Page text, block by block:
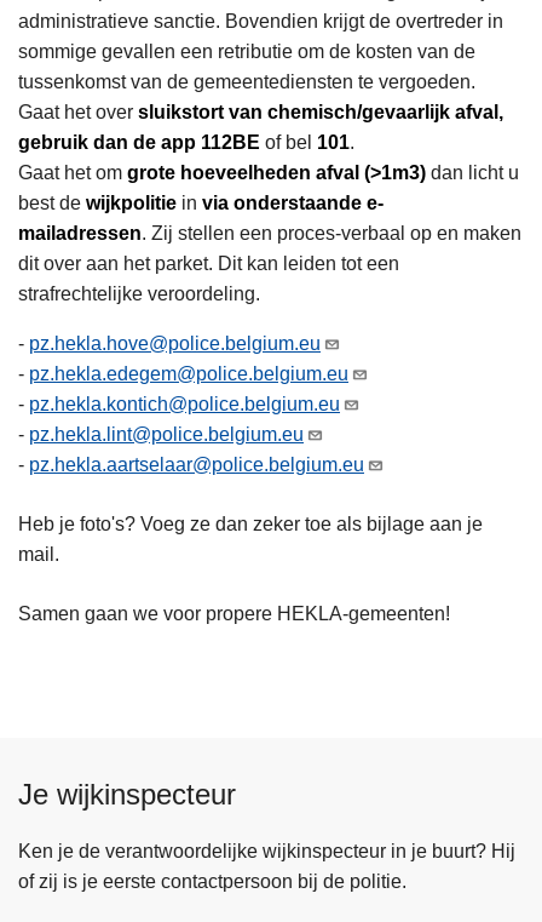
administratieve sanctie. Bovendien krijgt de overtreder in
sommige gevallen een retributie om de kosten van de
tussenkomst van de gemeentediensten te vergoeden.
Gaat het over sluikstort van chemisch/gevaarlijk afval,
gebruik dan de app 112BE of bel 101.
Gaat het om grote hoeveelheden afval (>1m3) dan licht u
best de wijkpolitie in via onderstaande e-
mailadressen. Zij stellen een proces-verbaal op en maken
dit over aan het parket. Dit kan leiden tot een
strafrechtelijke veroordeling.
- pz.hekla.hove@police.belgium.eu
- pz.hekla.edegem@police.belgium.eu
- pz.hekla.kontich@police.belgium.eu
- pz.hekla.lint@police.belgium.eu
- pz.hekla.aartselaar@police.belgium.eu
Heb je foto's? Voeg ze dan zeker toe als bijlage aan je
mail.
Samen gaan we voor propere HEKLA-gemeenten!
Je wijkinspecteur
Ken je de verantwoordelijke wijkinspecteur in je buurt? Hij
of zij is je eerste contactpersoon bij de politie.